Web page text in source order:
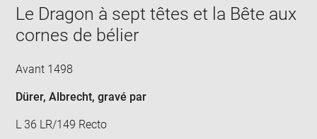
window
in
new
Le Dragon à sept têtes et la Bête aux
cornes de bélier
Avant 1498
Dürer, Albrecht, gravé par
L 36 LR/149 Recto